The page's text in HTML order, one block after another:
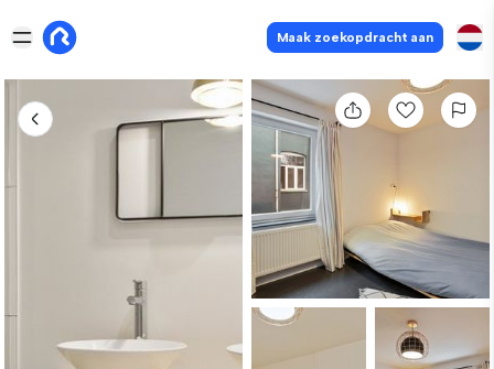
Maak zoekopdracht aan